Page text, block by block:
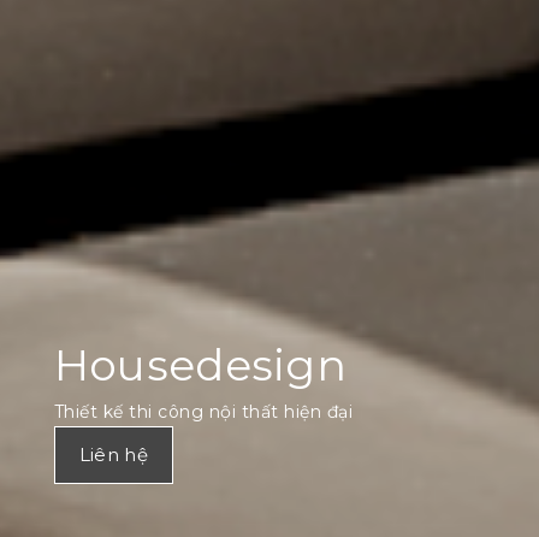
Housedesign
Thiết kế thi công nội thất hiện đại
Liên hệ